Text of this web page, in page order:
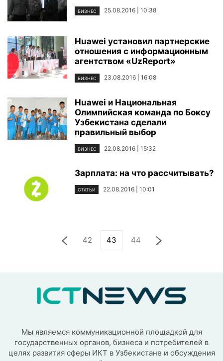
БИЗНЕС 25.08.2016 | 10:38
Huawei установил партнерские
отношения с информационным
агентством «UzReport»
БИЗНЕС 23.08.2016 | 16:08
Huawei и Национальная
Олимпийская команда по Боксу
Узбекистана сделали
правильный выбор
БИЗНЕС 22.08.2016 | 15:32
Зарплата: на что рассчитывать?
СТАТЬИ 22.08.2016 | 10:01
42 43 44
Мы являемся коммуникационной площадкой для
государственных органов, бизнеса и потребителей в
целях развития сферы ИКТ в Узбекистане и обсуждения